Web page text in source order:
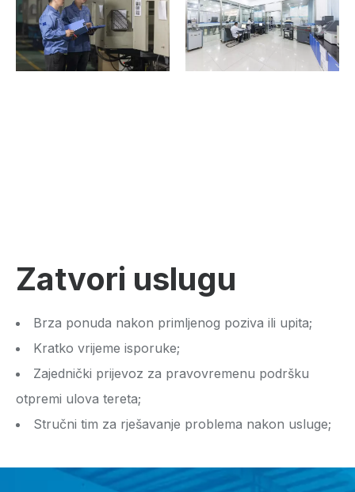
Zatvori uslugu
Brza ponuda nakon primljenog poziva ili upita;
Kratko vrijeme isporuke;
Zajednički prijevoz za pravovremenu podršku
otpremi ulova tereta;
Stručni tim za rješavanje problema nakon usluge;